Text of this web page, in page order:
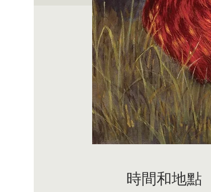
時間和地點